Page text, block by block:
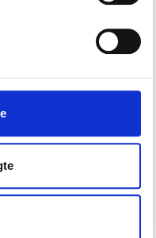
unges faldende
som kræver
gør den
idrætstilbud,
hverdag,
chef i
Søren
bekræfter, at der
i